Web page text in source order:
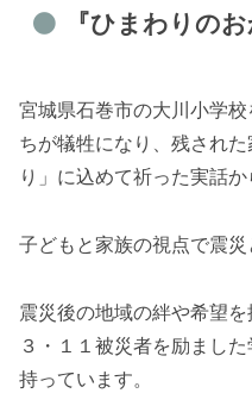
『ひまわりのお
宮城県石巻市の大川小学
ちが犠牲になり、残され
り」に込めて祈った実話か
子どもと家族の視点で震災
震災後の地域の絆や希望
３・１１被災者を励まし
持っています。